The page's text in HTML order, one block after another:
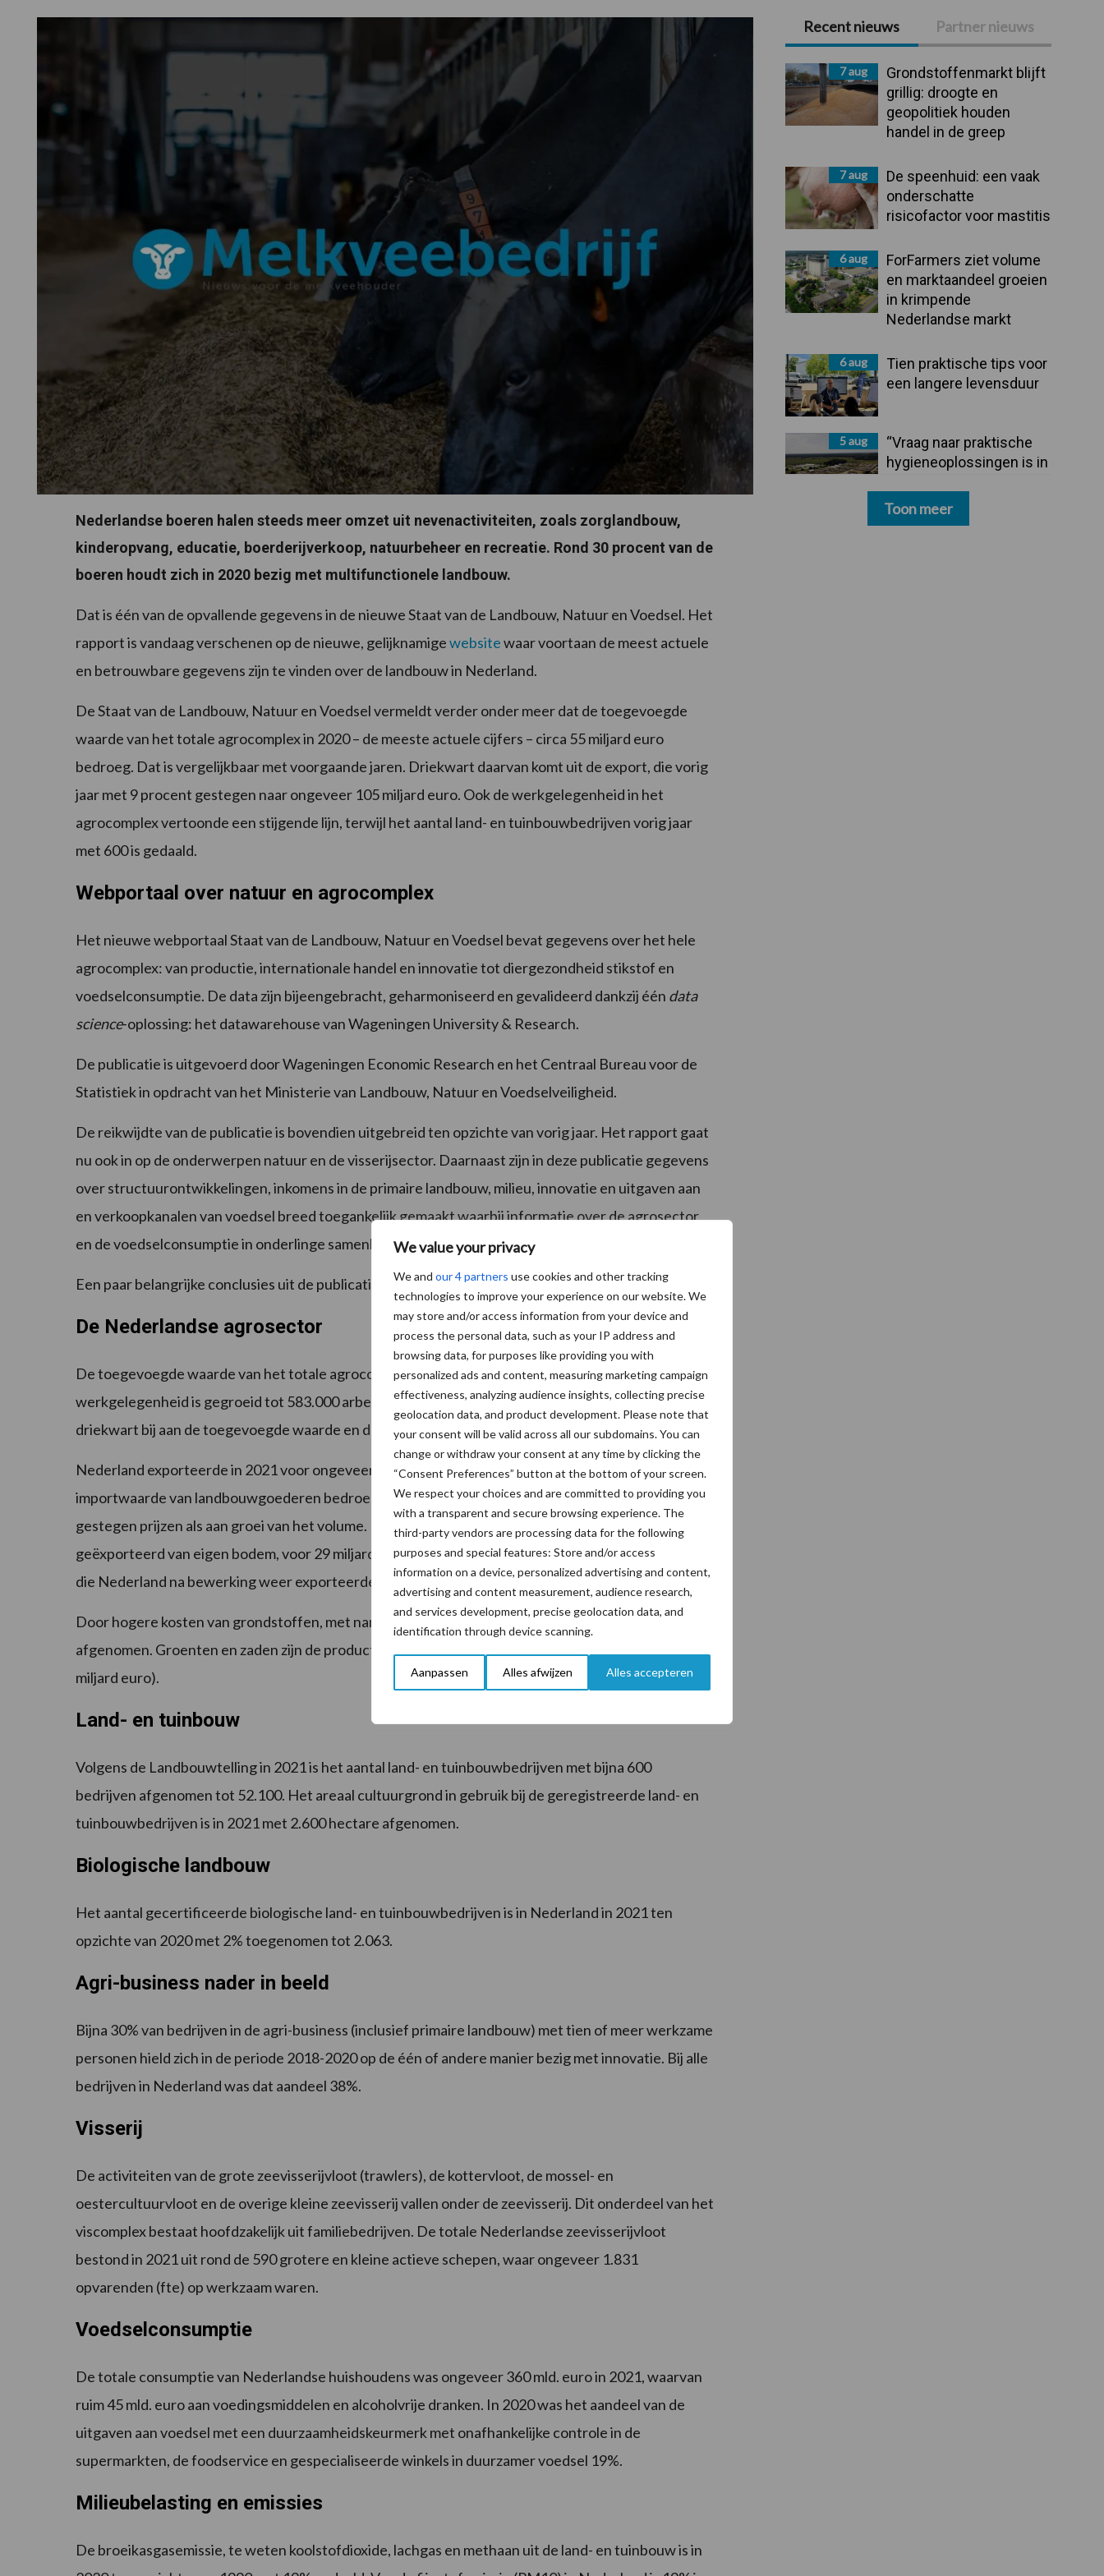
We value your privacy
We and our 4 partners use cookies and other tracking
technologies to improve your experience on our website. We
may store and/or access information from your device and
process the personal data, such as your IP address and
browsing data, for purposes like providing you with
personalized ads and content, measuring marketing campaign
effectiveness, analyzing audience insights, collecting precise
geolocation data, and product development. Please note that
your consent will be valid across all our subdomains. You can
change or withdraw your consent at any time by clicking the
“Consent Preferences” button at the bottom of your screen.
We respect your choices and are committed to providing you
with a transparent and secure browsing experience. The
third-party vendors are processing data for the following
purposes and special features: Store and/or access
information on a device, personalized advertising and content,
advertising and content measurement, audience research,
and services development, precise geolocation data, and
identification through device scanning.
Aanpassen Alles afwijzen Alles accepteren
Nederlandse boeren halen steeds meer omzet uit nevenactiviteiten, zoals zorglandbouw,
kinderopvang, educatie, boerderijverkoop, natuurbeheer en recreatie. Rond 30 procent van de
boeren houdt zich in 2020 bezig met multifunctionele landbouw.
Dat is één van de opvallende gegevens in de nieuwe Staat van de Landbouw, Natuur en Voedsel. Het
rapport is vandaag verschenen op de nieuwe, gelijknamigewebsitewaar voortaan de meest actuele
en betrouwbare gegevens zijn te vinden over de landbouw in Nederland.
De Staat van de Landbouw, Natuur en Voedsel vermeldt verder onder meer dat de toegevoegde
waarde van het totale agrocomplex in 2020 – de meeste actuele cijfers – circa 55 miljard euro
bedroeg. Dat is vergelijkbaar met voorgaande jaren. Driekwart daarvan komt uit de export, die vorig
jaar met 9 procent gestegen naar ongeveer 105 miljard euro. Ook de werkgelegenheid in het
agrocomplex vertoonde een stijgende lijn, terwijl het aantal land- en tuinbouwbedrijven vorig jaar
met 600 is gedaald.
Webportaal over natuur en agrocomplex
Het nieuwe webportaal Staat van de Landbouw, Natuur en Voedsel bevat gegevens over het hele
agrocomplex: van productie, internationale handel en innovatie tot diergezondheid stikstof en
voedselconsumptie. De data zijn bijeengebracht, geharmoniseerd en gevalideerd dankzij één data
science-oplossing: het datawarehouse van Wageningen University & Research.
De publicatie is uitgevoerd door Wageningen Economic Research en het Centraal Bureau voor de
Statistiek in opdracht van het Ministerie van Landbouw, Natuur en Voedselveiligheid.
De reikwijdte van de publicatie is bovendien uitgebreid ten opzichte van vorig jaar. Het rapport gaat
nu ook in op de onderwerpen natuur en de visserijsector. Daarnaast zijn in deze publicatie gegevens
over structuurontwikkelingen, inkomens in de primaire landbouw, milieu, innovatie en uitgaven aan
en verkoopkanalen van voedsel breed toegankelijk gemaakt waarbij informatie over de agrosector
en de voedselconsumptie in onderlinge samenhang is gepubliceerd.
Een paar belangrijke conclusies uit de publicatie:
De Nederlandse agrosector
De toegevoegde waarde van het totale agrocomplex bedroeg in 2020 ongeveer 55 mld. euro. De
werkgelegenheid is gegroeid tot 583.000 arbeidsjaren in 2020. De export draagt voor circa
driekwart bij aan de toegevoegde waarde en de werkgelegenheid van het totale agrocomplex.
Nederland exporteerde in 2021 voor ongeveer 105 miljard euro aan landbouwgoederen, de
importwaarde van landbouwgoederen bedroeg 72,5 miljard euro. De groei is zowel te danken aan
gestegen prijzen als aan groei van het volume. In 2021 werd voor 75,7 miljard euro aan producten
geëxporteerd van eigen bodem, voor 29 miljard euro ging het om producten van buitenlandse makelij
die Nederland na bewerking weer exporteerde.
Door hogere kosten van grondstoffen, met name olie en gas, zijn de verdiensten per euro export
afgenomen. Groenten en zaden zijn de producten waar Nederland het meest aan verdient (bijna 5
miljard euro).
Land- en tuinbouw
Volgens de Landbouwtelling in 2021 is het aantal land- en tuinbouwbedrijven met bijna 600
bedrijven afgenomen tot 52.100. Het areaal cultuurgrond in gebruik bij de geregistreerde land- en
tuinbouwbedrijven is in 2021 met 2.600 hectare afgenomen.
Biologische landbouw
Het aantal gecertificeerde biologische land- en tuinbouwbedrijven is in Nederland in 2021 ten
opzichte van 2020 met 2% toegenomen tot 2.063.
Agri-business nader in beeld
Bijna 30% van bedrijven in de agri-business (inclusief primaire landbouw) met tien of meer werkzame
personen hield zich in de periode 2018-2020 op de één of andere manier bezig met innovatie. Bij alle
bedrijven in Nederland was dat aandeel 38%.
Visserij
De activiteiten van de grote zeevisserijvloot (trawlers), de kottervloot, de mossel- en
oestercultuurvloot en de overige kleine zeevisserij vallen onder de zeevisserij. Dit onderdeel van het
viscomplex bestaat hoofdzakelijk uit familiebedrijven. De totale Nederlandse zeevisserijvloot
bestond in 2021 uit rond de 590 grotere en kleine actieve schepen, waar ongeveer 1.831
opvarenden (fte) op werkzaam waren.
Voedselconsumptie
De totale consumptie van Nederlandse huishoudens was ongeveer 360 mld. euro in 2021, waarvan
ruim 45 mld. euro aan voedingsmiddelen en alcoholvrije dranken. In 2020 was het aandeel van de
uitgaven aan voedsel met een duurzaamheidskeurmerk met onafhankelijke controle in de
supermarkten, de foodservice en gespecialiseerde winkels in duurzamer voedsel 19%.
Milieubelasting en emissies
De broeikasgasemissie, te weten koolstofdioxide, lachgas en methaan uit de land- en tuinbouw is in
Primaire
Sidebar
Recent nieuws Partner nieuws
7 aug
Grondstoffenmarkt blijft
grillig: droogte en
geopolitiek houden
handel in de greep
7 aug
De speenhuid: een vaak
onderschatte
risicofactor voor mastitis
6 aug
ForFarmers ziet volume
en marktaandeel groeien
in krimpende
Nederlandse markt
6 aug
Tien praktische tips voor
een langere levensduur
5 aug
“Vraag naar praktische
hygieneoplossingen is in
Toon meer